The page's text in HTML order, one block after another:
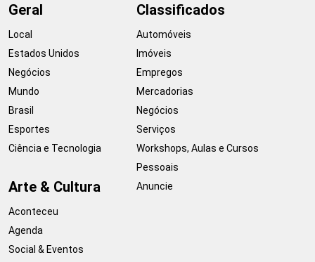
Geral
Local
Estados Unidos
Negócios
Mundo
Brasil
Esportes
Ciência e Tecnologia
Arte & Cultura
Aconteceu
Agenda
Social & Eventos
Classificados
Automóveis
Imóveis
Empregos
Mercadorias
Negócios
Serviços
Workshops, Aulas e Cursos
Pessoais
Anuncie